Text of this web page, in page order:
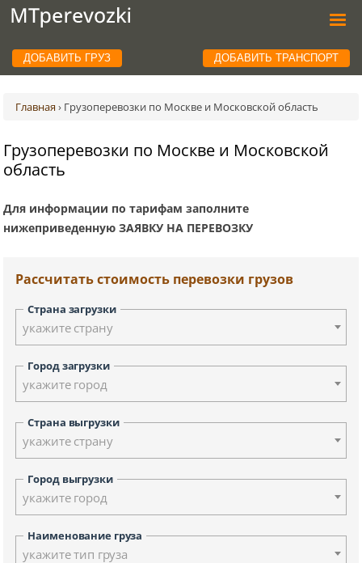
ДОБАВИТЬ ГРУЗ ДОБАВИТЬ ТРАНСПОРТ
Главная › Грузоперевозки по Москве и Московской область
Грузоперевозки по Москве и Московской
область
Для информации по тарифам заполните
нижеприведенную ЗАЯВКУ НА ПЕРЕВОЗКУ
Рассчитать стоимость перевозки грузов
Страна загрузки
укажите страну
Город загрузки
укажите город
Страна выгрузки
укажите страну
Город выгрузки
укажите город
Наименование груза
укажите тип груза